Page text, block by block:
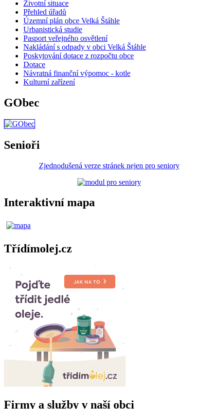
Životní situace
Přehled úřadů
Územní plán obce Velká Štáhle
Urbanistická studie
Pasport veřejného osvětlení
Nakládání s odpady v obci Velká Štáhle
Poskytování dotace z rozpočtu obce
Dotace
Návratná finanční výpomoc - kotle
Kulturní zařízení
GObec
Senioři
Zjednodušená verze stránek nejen pro seniory
Interaktivní mapa
Třídímolej.cz
Firmy a služby v naší obci